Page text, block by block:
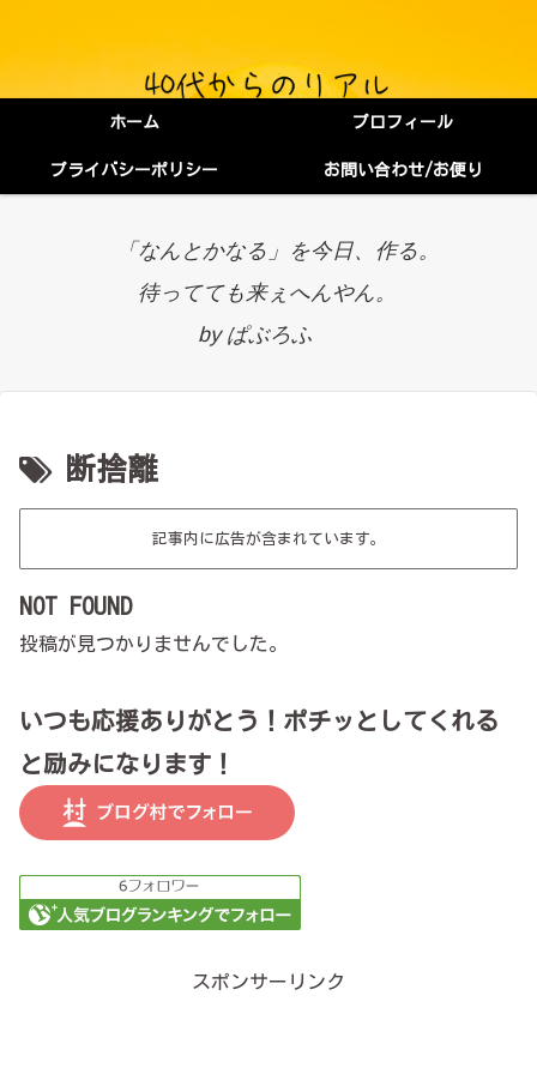
ホーム プロフィール
プライバシーポリシー お問い合わせ/お便り
「なんとかなる」を今日、作る。
待ってても来ぇへんやん。
by ぱぶろふ
断捨離
記事内に広告が含まれています。
NOT FOUND
投稿が見つかりませんでした。
いつも応援ありがとう！ポチッとしてくれる
と励みになります！
スポンサーリンク